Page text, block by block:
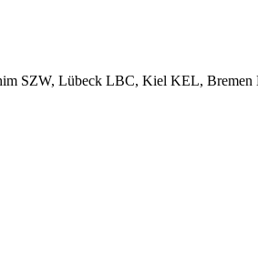
SZW, Lübeck LBC, Kiel KEL, Bremen